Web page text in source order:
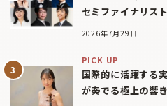
セミファイナリス
2026年7月29日
PICK UP
国際的に活躍する
が奏でる極上の響き